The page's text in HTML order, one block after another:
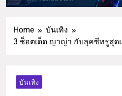
Home
บันเทิง
3 ช็อตเด็ด ญาญ่า กับลุคซีทรูสุ
บันเทิง